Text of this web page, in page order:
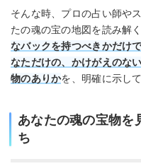
そんな時、プロの占い師や
たの魂の宝の地図を読み解
なバックを持つべきかだけ
なただけの、かけがえのな
物のありかを、明確に示し
あなたの魂の宝物を
ち